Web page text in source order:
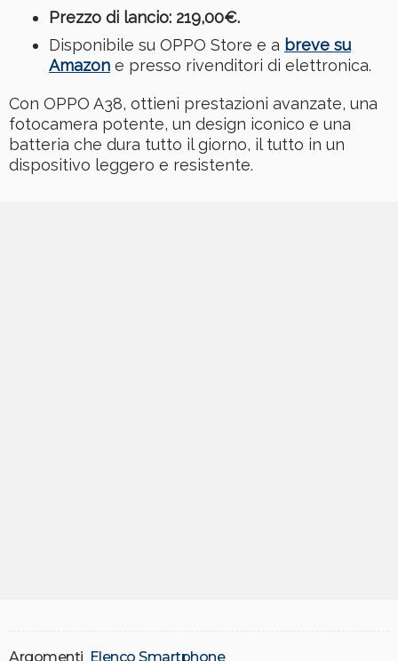
Prezzo di lancio: 219,00€.
Disponibile su OPPO Store e a breve su
Amazon e presso rivenditori di elettronica.
Con OPPO A38, ottieni prestazioni avanzate, una
fotocamera potente, un design iconico e una
batteria che dura tutto il giorno, il tutto in un
dispositivo leggero e resistente.
Argomenti Elenco Smartphone